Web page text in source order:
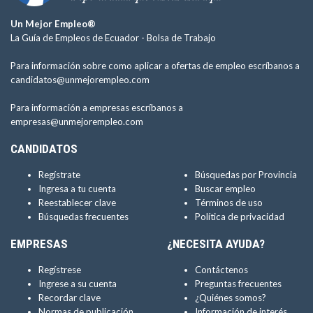
Un Mejor Empleo®
La Guía de Empleos de Ecuador - Bolsa de Trabajo
Para información sobre como aplicar a ofertas de empleo escríbanos a
candidatos@unmejorempleo.com
Para información a empresas escríbanos a
empresas@unmejorempleo.com
CANDIDATOS
Regístrate
Ingresa a tu cuenta
Reestablecer clave
Búsquedas frecuentes
Búsquedas por Provincia
Buscar empleo
Términos de uso
Política de privacidad
EMPRESAS
Regístrese
Ingrese a su cuenta
Recordar clave
¿NECESITA AYUDA?
Contáctenos
Preguntas frecuentes
¿Quiénes somos?